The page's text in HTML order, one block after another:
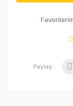
Paylaş :